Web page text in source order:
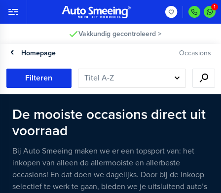
Vakkundig gecontroleerd >
Homepage Occasions
Filteren
De mooiste occasions direct uit
voorraad
Bij Auto Smeeing maken we er een topsport van: het
inkopen van alleen de allermooiste en allerbeste
occasions! En dat doen we dagelijks. Door bij de inkoop
selectief te werk te gaan, bieden we je uitsluitend auto’s